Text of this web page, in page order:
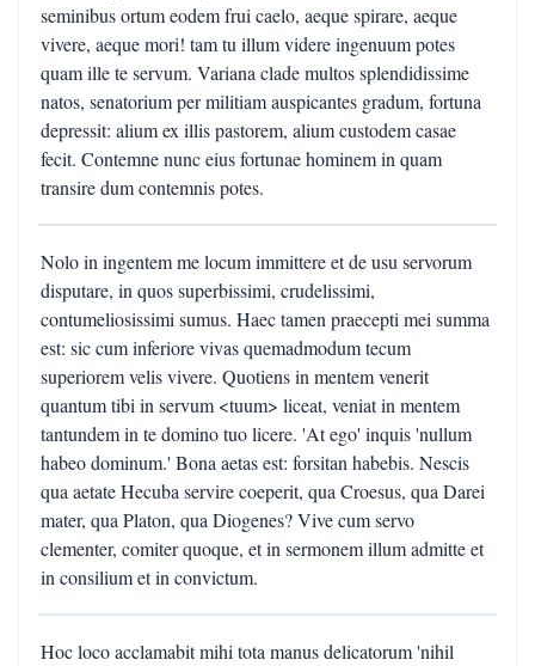
seminibus ortum eodem frui caelo, aeque spirare, aeque
vivere, aeque mori! tam tu illum videre ingenuum potes
quam ille te servum. Variana clade multos splendidissime
natos, senatorium per militiam auspicantes gradum, fortuna
depressit: alium ex illis pastorem, alium custodem casae
fecit. Contemne nunc eius fortunae hominem in quam
transire dum contemnis potes.
Nolo in ingentem me locum immittere et de usu servorum
disputare, in quos superbissimi, crudelissimi,
contumeliosissimi sumus. Haec tamen praecepti mei summa
est: sic cum inferiore vivas quemadmodum tecum
superiorem velis vivere. Quotiens in mentem venerit
quantum tibi in servum <tuum> liceat, veniat in mentem
tantundem in te domino tuo licere. 'At ego' inquis 'nullum
habeo dominum.' Bona aetas est: forsitan habebis. Nescis
qua aetate Hecuba servire coeperit, qua Croesus, qua Darei
mater, qua Platon, qua Diogenes? Vive cum servo
clementer, comiter quoque, et in sermonem illum admitte et
in consilium et in convictum.
Hoc loco acclamabit mihi tota manus delicatorum 'nihil